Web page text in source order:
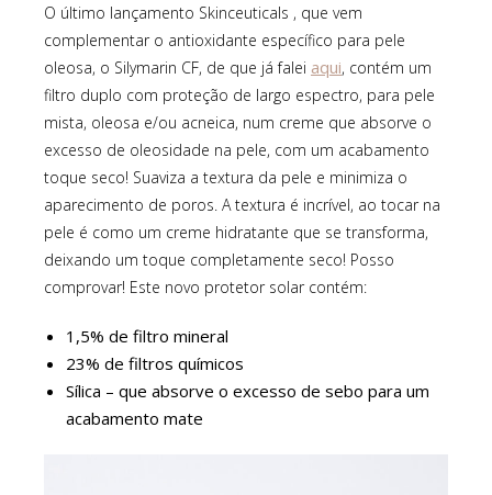
O último lançamento Skinceuticals , que vem
complementar o antioxidante específico para pele
oleosa, o Silymarin CF, de que já falei aqui, contém um
filtro duplo com proteção de largo espectro, para pele
mista, oleosa e/ou acneica, num creme que absorve o
excesso de oleosidade na pele, com um acabamento
toque seco! Suaviza a textura da pele e minimiza o
aparecimento de poros. A textura é incrível, ao tocar na
pele é como um creme hidratante que se transforma,
deixando um toque completamente seco! Posso
comprovar! Este novo protetor solar contém:
1,5% de filtro mineral
23% de filtros químicos
Sílica – que absorve o excesso de sebo para um
acabamento mate